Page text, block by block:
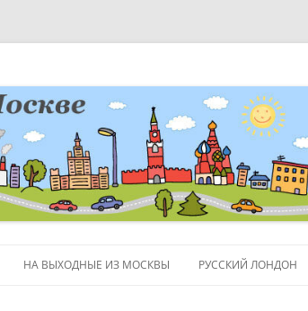
НА ВЫХОДНЫЕ ИЗ МОСКВЫ РУССКИЙ ЛОНДОН